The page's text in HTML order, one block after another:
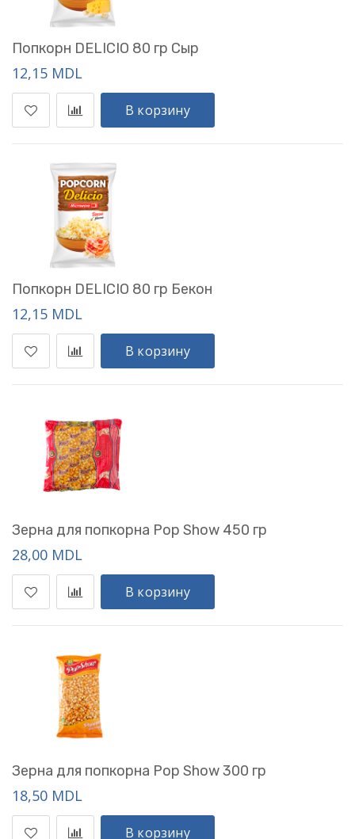
Попкорн DELICIO 80 гр Сыр
12,15 MDL
В корзину
Попкорн DELICIO 80 гр Бекон
12,15 MDL
В корзину
Зерна для попкорна Pop Show 450 гр
28,00 MDL
В корзину
Зерна для попкорна Pop Show 300 гр
18,50 MDL
В корзину